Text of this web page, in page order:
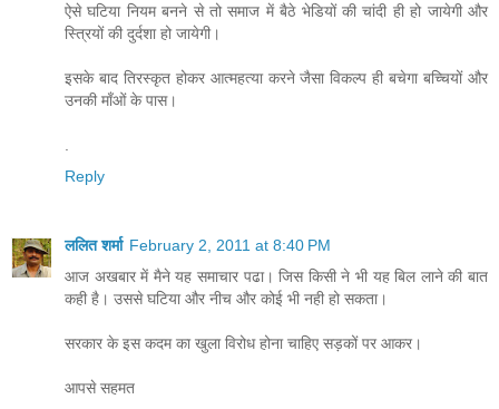
ऐसे घटिया नियम बनने से तो समाज में बैठे भेडियों की चांदी ही हो जायेगी और
स्त्रियों की दुर्दशा हो जायेगी।
इसके बाद तिरस्कृत होकर आत्महत्या करने जैसा विकल्प ही बचेगा बच्चियों और
उनकी माँओं के पास।
Reply
ललित शर्मा February 2, 2011 at 8:40 PM
आज अखबार में मैने यह समाचार पढा। जिस किसी ने भी यह बिल लाने की बात
कही है। उससे घटिया और नीच और कोई भी नही हो सकता।
सरकार के इस कदम का खुला विरोध होना चाहिए सड़कों पर आकर।
आपसे सहमत